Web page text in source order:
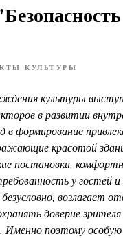
КУЛЬТУРЫ
культуры
в развитии
в формирование
красотой
постановки,
у гостей
возлагает
доверие зрителя
Именно поэтому